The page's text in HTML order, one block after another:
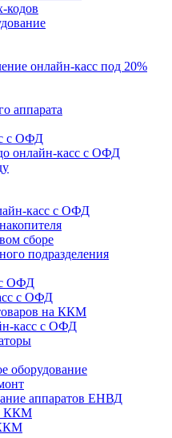
кодов
онлайн-касс под 20%
аппарата
с ОФД
онлайн-касс с ОФД
касс с ОФД
сборе
подразделения
с ОФД
с ОФД
на ККМ
касс с ОФД
оборудование
аппаратов ЕНВД
ККМ